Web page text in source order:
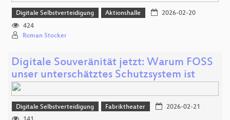
Digitale Selbstverteidigung Aktionshalle
2026-02-20
424
Roman Stocker
Digitale Souveränität jetzt: Warum FOSS
unser unterschätztes Schutzsystem ist
Digitale Selbstverteidigung Fabriktheater
2026-02-21